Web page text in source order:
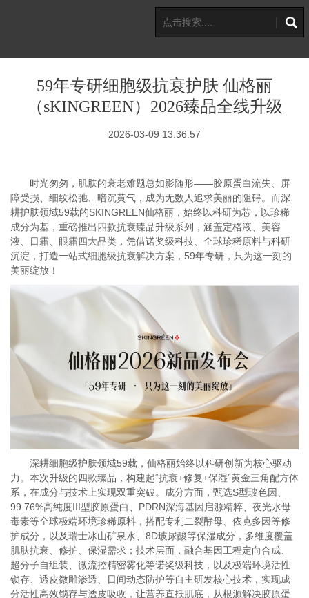
59年专研细胞级抗衰护肤 仙格丽
（sKINGREEN）2026臻品全线升级
2026-03-09 13:36:57
时光匆匆，肌肤的衰老难题总如影随形——胶原蛋白流失、屏
障受损、细纹松弛、暗沉黄气，成为无数人追求美丽的阻碍。而深
耕护肤领域59载的SKINGREEN仙格丽，始终以科研为芯，以珍稀
成分为基，重磅推出四款抗衰臻品升级系列，涵盖定格液、美容
液、日霜、眼霜四大品类，凭借诺奖级科技、全球珍稀原料与科研
沉淀，打造一站式细胞级抗衰解决方案，59年专研，只为这一刻的
美丽绽放！
深耕细胞级护肤领域59载，仙格丽始终以科研创新为核心驱动
力。本次升级的四款臻品，构建起“抗衰+修复+保湿”黄金三角配方体
系，在成分与技术上实现双重突破。成分方面，甄选S型玻色因、
99.76%高纯度III型胶原蛋白、PDRN深海基因启源精粹、夜光水母
毒素等全球极端环境珍稀原料，搭配专利二裂酵母、依克多因等修
护成分，以及瑞士冰山矿泉水、8D玻尿酸等保湿成分，多维度覆盖
肌肤抗衰、修护、保湿需求；技术层面，融合基因工程定向合成、
超分子自组装、微流控精密雾化等诺奖级科技，以及极端环境活性
锁存、透皮微雕渗透、日间动态防护等自主研发核心技术，实现成
分活性高效锁存与透皮吸收，让营养直抵肌底，从根源解决胶原蛋